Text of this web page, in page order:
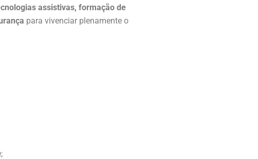
assistivas, formação de
para vivenciar plenamente o